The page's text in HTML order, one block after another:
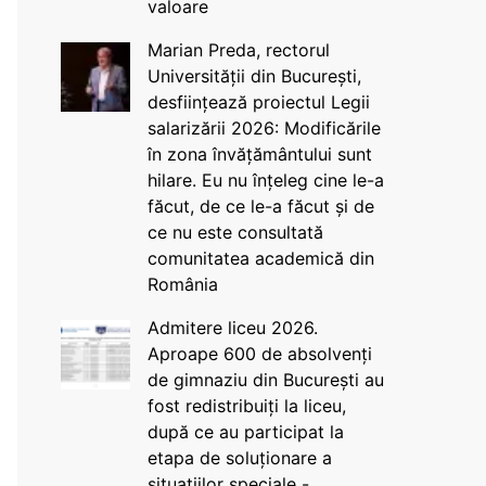
valoare
Marian Preda, rectorul
Universității din București,
desființează proiectul Legii
salarizării 2026: Modificările
în zona învățământului sunt
hilare. Eu nu înțeleg cine le-a
făcut, de ce le-a făcut și de
ce nu este consultată
comunitatea academică din
România
Admitere liceu 2026.
Aproape 600 de absolvenți
de gimnaziu din București au
fost redistribuiți la liceu,
după ce au participat la
etapa de soluționare a